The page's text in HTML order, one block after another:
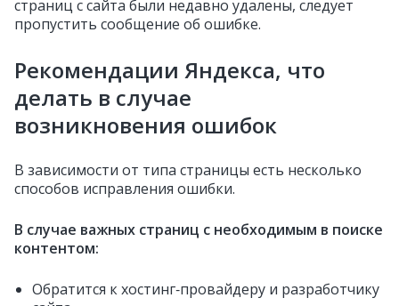
страниц с сайта были недавно удалены, следует
пропустить сообщение об ошибке.
Рекомендации Яндекса, что
делать в случае
возникновения ошибок
В зависимости от типа страницы есть несколько
способов исправления ошибки.
В случае важных страниц с необходимым в поиске
контентом:
Обратится к хостинг‑провайдеру и разработчику